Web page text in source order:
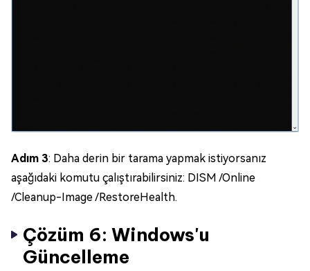
Adım 3: Daha derin bir tarama yapmak istiyorsanız
aşağıdaki komutu çalıştırabilirsiniz: DISM /Online
/Cleanup-Image /RestoreHealth.
Çözüm 6: Windows'u
Güncelleme